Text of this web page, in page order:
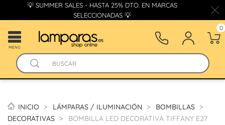
💡 SUMMER SALES - HASTA 25% DTO. EN MARCAS
SELECCIONADAS 💡
MENÚ
0
INICIO LÁMPARAS / ILUMINACIÓN
BOMBILLAS
DECORATIVAS
BOMBILLA LED DECORATIVA TIFFANY E27